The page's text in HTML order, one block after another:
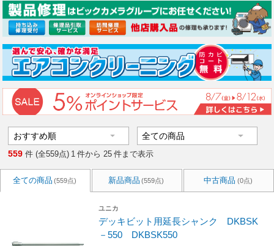
559 件 (全559点) 1 件から 25 件まで表示
全ての商品 (559点) 新品商品 (559点) 中古商品 (0点)
ユニカ
デッキビット用延長シャンク DKBSK
－550 DKBSK550